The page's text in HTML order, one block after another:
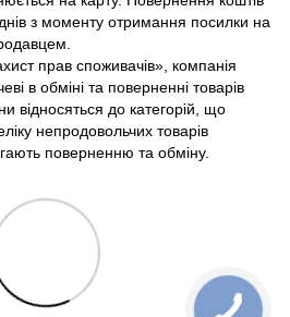
з моменту отримання посилки на
прав споживачів», компанія
в обміні та поверненні товарів
відносяться до категорій, що
непродовольчих товарів
поверненню та обміну.